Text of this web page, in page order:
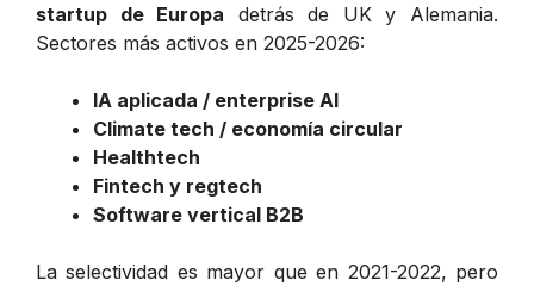
startup de Europa detrás de UK y Alemania.
Sectores más activos en 2025-2026:
IA aplicada / enterprise AI
Climate tech / economía circular
Healthtech
Fintech y regtech
Software vertical B2B
La selectividad es mayor que en 2021-2022, pero